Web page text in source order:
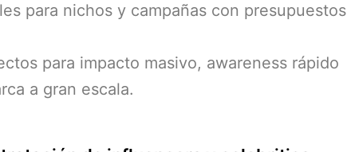
para nichos y campañas con presupuestos
para impacto masivo, awareness rápido
a gran escala.